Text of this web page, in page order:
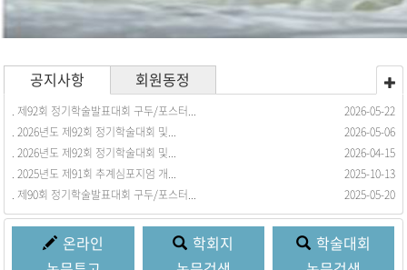
공지사항
. 제92회 정기학술발표대회 구두/포스터...
2026-05-22
. 2026년도 제92회 정기학술대회 및...
2026-05-06
. 2026년도 제92회 정기학술대회 및...
2026-04-15
. 2025년도 제91회 추계심포지엄 개...
2025-10-13
. 제90회 정기학술발표대회 구두/포스터...
2025-05-20
회원동정
. 회원동정을 등록합니다. 2017-03-21
온라인
학회지
학술대회